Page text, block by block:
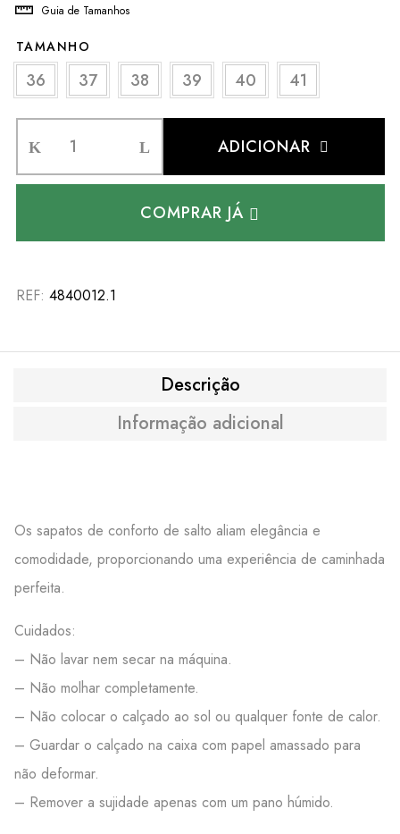
Guia de Tamanhos
TAMANHO
36 37 38 39 40 41
ADICIONAR
COMPRAR JÁ
REF: 4840012.1
Descrição
Informação adicional
Os sapatos de conforto de salto aliam elegância e
comodidade, proporcionando uma experiência de caminhada
perfeita.
Cuidados:
– Não lavar nem secar na máquina.
– Não molhar completamente.
– Não colocar o calçado ao sol ou qualquer fonte de calor.
– Guardar o calçado na caixa com papel amassado para
não deformar.
– Remover a sujidade apenas com um pano húmido.